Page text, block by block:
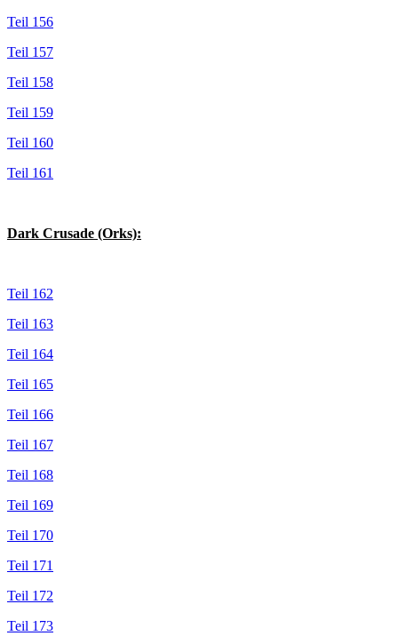
Teil 156
Teil 157
Teil 158
Teil 159
Teil 160
Teil 161
Dark Crusade (Orks):
Teil 162
Teil 163
Teil 164
Teil 165
Teil 166
Teil 167
Teil 168
Teil 169
Teil 170
Teil 171
Teil 172
Teil 173